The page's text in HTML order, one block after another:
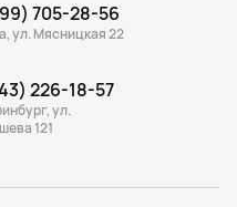
705-28-56
ул. Мясницкая 22
226-18-57
ул.
121